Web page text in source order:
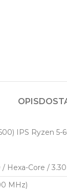
OPIS
IPS Ryzen
Hexa-Core /
MHz)